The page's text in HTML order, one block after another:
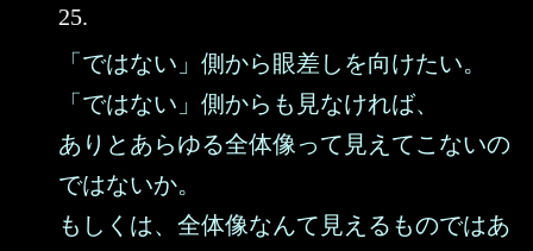
25.
「ではない」側から眼差しを向けたい。
「ではない」側からも見なければ、
ありとあらゆる全体像って見えてこないの
ではないか。
もしくは、全体像なんて見えるものではあ